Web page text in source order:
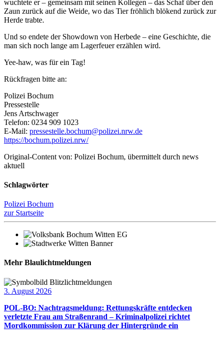
wuchtete er – gemeinsam mit seinen Kollegen – das Schaf über den
Zaun zurück auf die Weide, wo das Tier fröhlich blökend zurück zur
Herde trabte.
Und so endete der Showdown von Herbede – eine Geschichte, die
man sich noch lange am Lagerfeuer erzählen wird.
Yee-haw, was für ein Tag!
Rückfragen bitte an:
Polizei Bochum
Pressestelle
Jens Artschwager
Telefon: 0234 909 1023
E-Mail: pressestelle.bochum@polizei.nrw.de
https://bochum.polizei.nrw/
Original-Content von: Polizei Bochum, übermittelt durch news
aktuell
Schlagwörter
Polizei Bochum
zur Startseite
Mehr Blaulichtmeldungen
3. August 2026
POL-BO: Nachtragsmeldung: Rettungskräfte entdecken
verletzte Frau am Straßenrand – Kriminalpolizei richtet
Mordkommission zur Klärung der Hintergründe ein